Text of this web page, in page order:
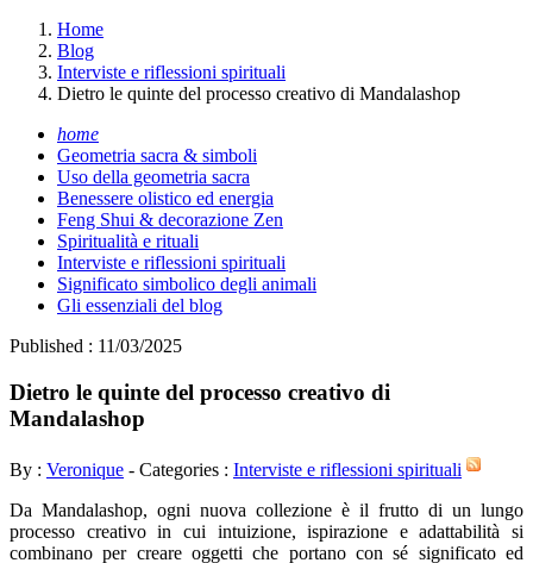
Home
Blog
Interviste e riflessioni spirituali
Dietro le quinte del processo creativo di Mandalashop
home
Geometria sacra & simboli
Uso della geometria sacra
Benessere olistico ed energia
Feng Shui & decorazione Zen
Spiritualità e rituali
Interviste e riflessioni spirituali
Significato simbolico degli animali
Gli essenziali del blog
Published : 11/03/2025
Dietro le quinte del processo creativo di
Mandalashop
By : Veronique - Categories : Interviste e riflessioni spirituali
Da Mandalashop, ogni nuova collezione è il frutto di un lungo
processo creativo in cui intuizione, ispirazione e adattabilità si
combinano per creare oggetti che portano con sé significato ed